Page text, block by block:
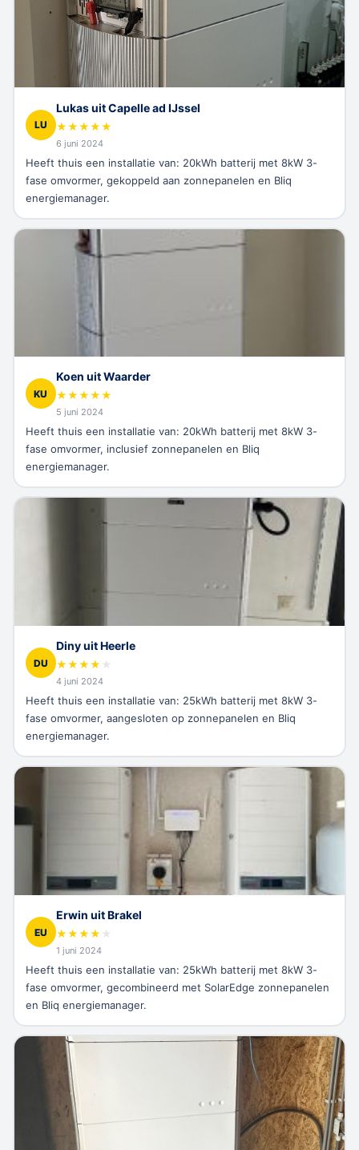
LU
Lukas uit Capelle ad IJssel
★★★★★
6 juni 2024
Heeft thuis een installatie van: 20kWh batterij met 8kW 3-
fase omvormer, gekoppeld aan zonnepanelen en Bliq
energiemanager.
KU
Koen uit Waarder
★★★★★
5 juni 2024
Heeft thuis een installatie van: 20kWh batterij met 8kW 3-
fase omvormer, inclusief zonnepanelen en Bliq
energiemanager.
DU
Diny uit Heerle
★★★★ ★
4 juni 2024
Heeft thuis een installatie van: 25kWh batterij met 8kW 3-
fase omvormer, aangesloten op zonnepanelen en Bliq
energiemanager.
EU
Erwin uit Brakel
★★★★ ★
1 juni 2024
Heeft thuis een installatie van: 25kWh batterij met 8kW 3-
fase omvormer, gecombineerd met SolarEdge zonnepanelen
en Bliq energiemanager.